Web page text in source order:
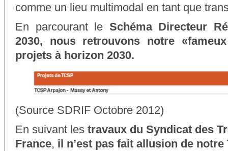
comme un lieu multimodal en tant que
En parcourant le Schéma Directeur
2030, nous retrouvons notre
projets à horizon 2030.
(Source SDRIF Octobre 2012)
En suivant les travaux du Syndicat des
France, il n’est pas fait allusion de notre